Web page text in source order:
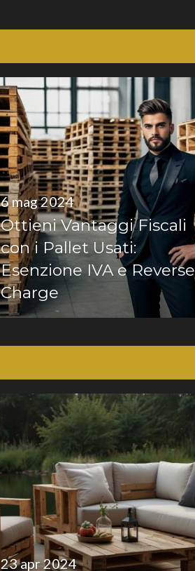
Ottieni Vantaggi Fiscali
con i Pallet Usati:
Esenzione IVA e Reverse
Charge
6 mag 2024
23 apr 2024